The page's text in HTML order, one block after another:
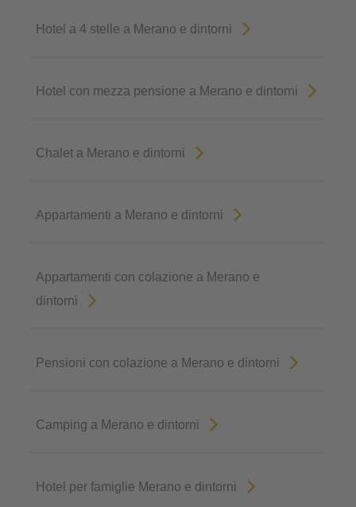
Hotel a 4 stelle a Merano e dintorni
Hotel con mezza pensione a Merano e dintorni
Chalet a Merano e dintorni
Appartamenti a Merano e dintorni
Appartamenti con colazione a Merano e
dintorni
Pensioni con colazione a Merano e dintorni
Camping a Merano e dintorni
Hotel per famiglie Merano e dintorni